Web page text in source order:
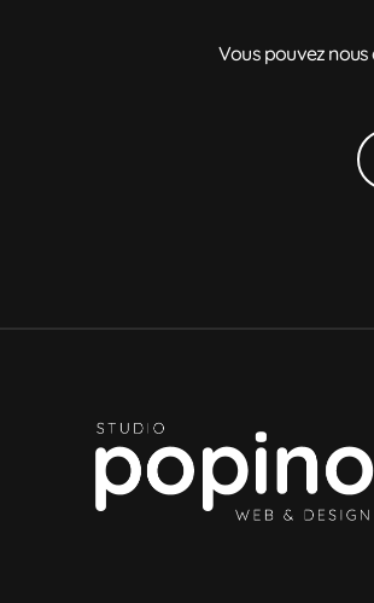
Vous pouvez nous